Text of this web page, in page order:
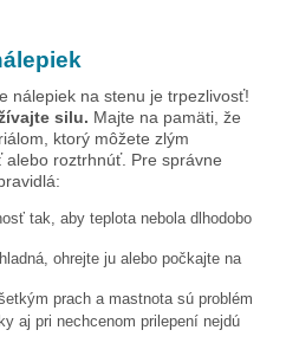
nálepiek na stenu je trpezlivosť!
silu. Majte na pamäti, že
ktorý môžete zlým
roztrhnúť. Pre správne
tak, aby teplota nebola dlhodobo
ohrejte ju alebo počkajte na
prach a mastnota sú problém
aj pri nechcenom prilepení nejdú